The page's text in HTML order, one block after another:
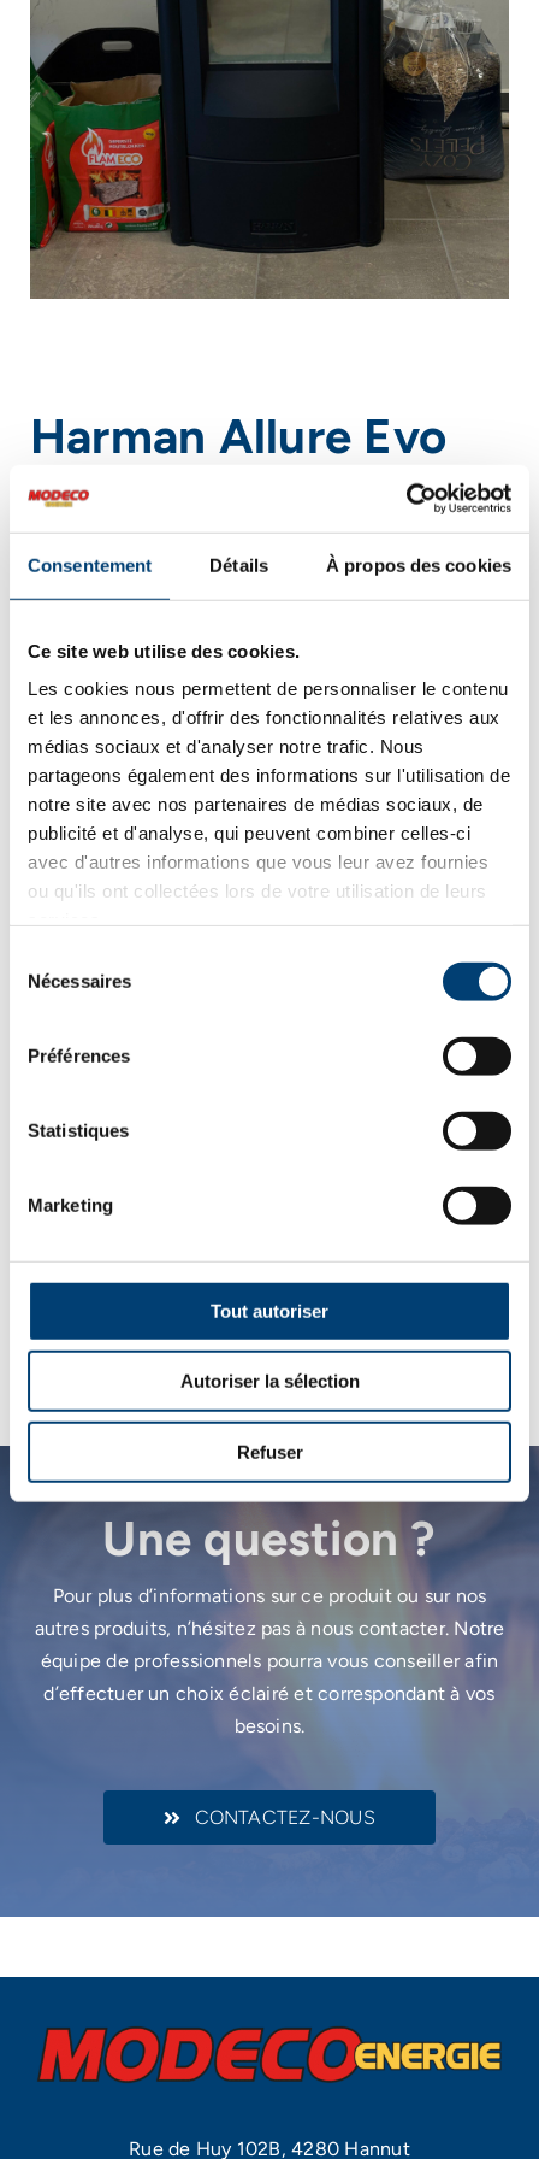
Consentement Détails À propos des cookies
Ce site web utilise des cookies.
Les cookies nous permettent de personnaliser le contenu
et les annonces, d'offrir des fonctionnalités relatives aux
médias sociaux et d'analyser notre trafic. Nous
partageons également des informations sur l'utilisation de
notre site avec nos partenaires de médias sociaux, de
publicité et d'analyse, qui peuvent combiner celles-ci
avec d'autres informations que vous leur avez fournies
ou qu'ils ont collectées lors de votre utilisation de leurs
Nécessaires
Préférences
Statistiques
Marketing
Tout autoriser
Autoriser la sélection
Refuser
Harman Allure Evo
10 Kw
Retournez à la boutique en cliquantici.
DESCRIPTION
PRODUIT
!! Modèle d’expo qui a fonctionner un hiver !!
Harman Allure Evo – En promotion pour une durée limitée
!
Offrez à votre intérieur la chaleur intelligente duHarman
facile à utiliser. Conçu pour offrir un excellent
rendement
granulés. Son
fonctionnement silencieux et sa grande autonomie font de
lui un choix idéal pour un confort au quotidien. Avec son
design épuré
et ses lignes élégantes, le Allure Evo s’intègre
Circuit de combustion étanche
Décendrage autonome en continu
Largeur = 54 cm
Profondeur = 67.8cm
Une question ?
Pour plus d’informations sur ce produit ou sur nos
autres produits, n’hésitez pas à nous contacter. Notre
équipe de professionnels pourra vous conseiller afin
d’effectuer un choix éclairé et correspondant à vos
besoins.
CONTACTEZ-NOUS
Rue de Huy 102B, 4280 Hannut